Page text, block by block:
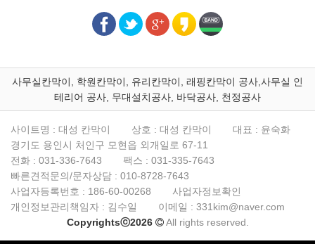
사무실칸막이, 학원칸막이, 유리칸막이, 래핑칸막이 공사,사무실 인
테리어 공사, 무대설치공사, 바닥공사, 천정공사
사이트명 : 대성 칸막이 상호 : 대성 칸막이
대표 : 윤숙화
경기도 용인시 처인구 모현읍 외개일로 67-11
전화 : 031-336-7643 팩스 : 031-335-7643
빠른견적문의/문자상담 : 010-8728-7643
사업자등록번호 : 186-60-00268
사업자정보확인
개인정보관리책임자 : 김수일
이메일 : 331kim@naver.com
Copyrightsⓒ2026
All rights reserved.